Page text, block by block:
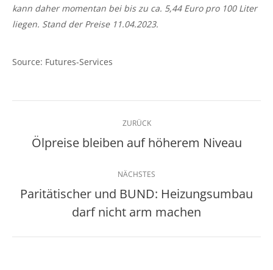
kann daher momentan bei bis zu ca. 5,44 Euro pro 100 Liter
liegen. Stand der Preise 11.04.2023.
Source: Futures-Services
Kommentarnavigation
ZURÜCK
Vorheriger
Ölpreise bleiben auf höherem Niveau
NÄCHSTES
Nächster
Beitrag:
Paritätischer und BUND: Heizungsumbau
darf nicht arm machen